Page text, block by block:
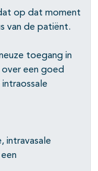
op dat moment
van de patiënt.
toegang in
een goed
intravasale